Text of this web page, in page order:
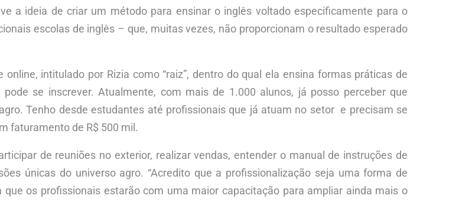
a ideia de criar um método para ensinar o inglês voltado especificamente para o
escolas de inglês – que, muitas vezes, não proporcionam o resultado esperado
intitulado por Rizia como “raiz”, dentro do qual ela ensina formas práticas de
se inscrever. Atualmente, com mais de 1.000 alunos, já posso perceber que
Tenho desde estudantes até profissionais que já atuam no setor e precisam se
faturamento de R$ 500 mil.
de reuniões no exterior, realizar vendas, entender o manual de instruções de
únicas do universo agro. “Acredito que a profissionalização seja uma forma de
os profissionais estarão com uma maior capacitação para ampliar ainda mais o